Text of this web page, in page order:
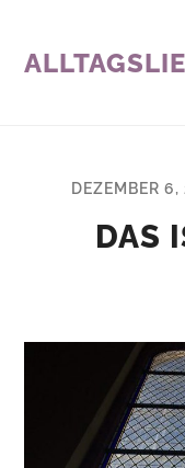
DEZEMBER 6,
DAS